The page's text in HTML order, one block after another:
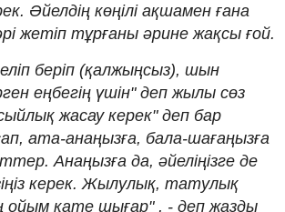
Әйелдің көңілі ақшамен ғана
жетіп тұрғаны әрине жақсы ғой.
беріп (қалжыңсыз), шын
еңбегің үшін" деп жылы сөз
жасау керек" деп бар
ата-анаңызға, бала-шағаңызға
Анаңызға да, әйеліңізге де
керек. Жылулық, татулық
ойым қате шығар" , - деп жазды